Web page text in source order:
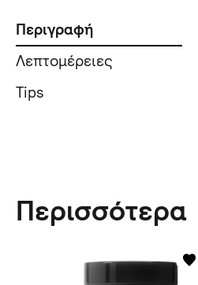
Περιγραφή
Λεπτομέρειες
Tips
Περισσότερα